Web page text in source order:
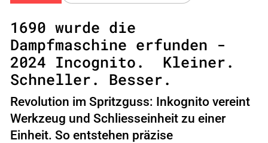
1690 wurde die
Dampfmaschine erfunden -
2024 Incognito. Kleiner.
Schneller. Besser.
Revolution im Spritzguss: Inkognito vereint
Werkzeug und Schliesseinheit zu einer
Einheit. So entstehen präzise